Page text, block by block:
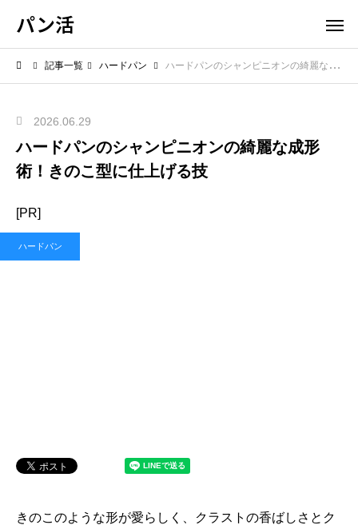
パン活
記事一覧 ハードパン ハードパンのシャンピニオンの綺麗な成形術！きのこ型に仕上げる技
2026.06.29
ハードパンのシャンピニオンの綺麗な成形
術！きのこ型に仕上げる技
[PR]
ハードパン
きのこのような形が愛らしく、クラストの香ばしさとク